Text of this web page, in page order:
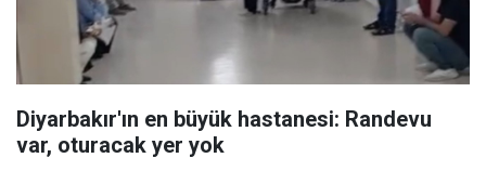
Diyarbakır'ın en büyük hastanesi: Randevu
var, oturacak yer yok